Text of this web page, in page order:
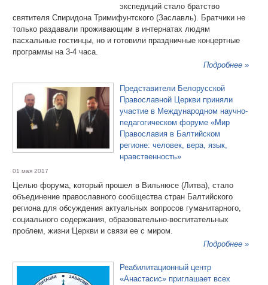
экспедиций стало братство
святителя Спиридона Тримифунтского (Заславль). Братчики не
только раздавали проживающим в интернатах людям
пасхальные гостинцы, но и готовили праздничные концертные
программы на 3-4 часа.
Подробнее »
Представители Белорусской
Православной Церкви приняли
участие в Международном научно-
педагогическом форуме «Мир
Православия в Балтийском
регионе: человек, вера, язык,
нравственность»
01 мая 2017
Целью форума, который прошел в Вильнюсе (Литва), стало
объединение православного сообщества стран Балтийского
региона для обсуждения актуальных вопросов гуманитарного,
социального содержания, образовательно-воспитательных
проблем, жизни Церкви и связи ее с миром.
Подробнее »
Реабилитационный центр
«Анастасис» приглашает всех